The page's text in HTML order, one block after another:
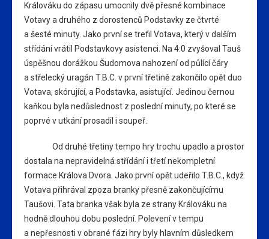
Králováku do zápasu umocnily dvě přesné kombinace
Votavy a druhého z dorostenců Podstavky ze čtvrté
a šesté minuty. Jako první se trefil Votava, který v dalším
střídání vrátil Podstavkovy asistenci. Na 4:0 zvyšoval Tauš
úspěšnou dorážkou Šudomova nahození od půlící čáry
a střelecký uragán T.B.C. v první třetině zakončilo opět duo
Votava, skórující, a Podstavka, asistující. Jedinou černou
kaňkou byla nedůslednost z poslední minuty, po které se
poprvé v utkání prosadil i soupeř.
Od druhé třetiny tempo hry trochu upadlo a prostor
dostala na nepravidelná střídání i třetí nekompletní
formace Králova Dvora. Jako první opět udeřilo T.B.C., když
Votava přihrával zpoza branky přesně zakončujícímu
Taušovi. Tata branka však byla ze strany Králováku na
hodně dlouhou dobu poslední. Polevení v tempu
a nepřesnosti v obrané fázi hry byly hlavním důsledkem